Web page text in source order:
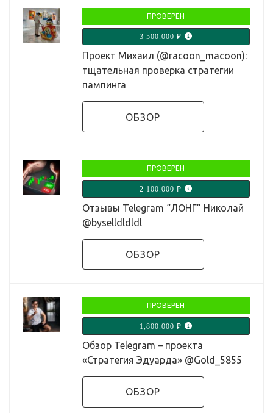
ПРОВЕРЕН
3 500.000 ₽
Проект Михаил (@racoon_macoon):
тщательная проверка стратегии
пампинга
ОБЗОР
ПРОВЕРЕН
2 100.000 ₽
Отзывы Telegram “ЛОНГ” Николай
@byselldldldl
ОБЗОР
ПРОВЕРЕН
1,800.000 ₽
Обзор Telegram – проекта
«Стратегия Эдуарда» @Gold_5855
ОБЗОР